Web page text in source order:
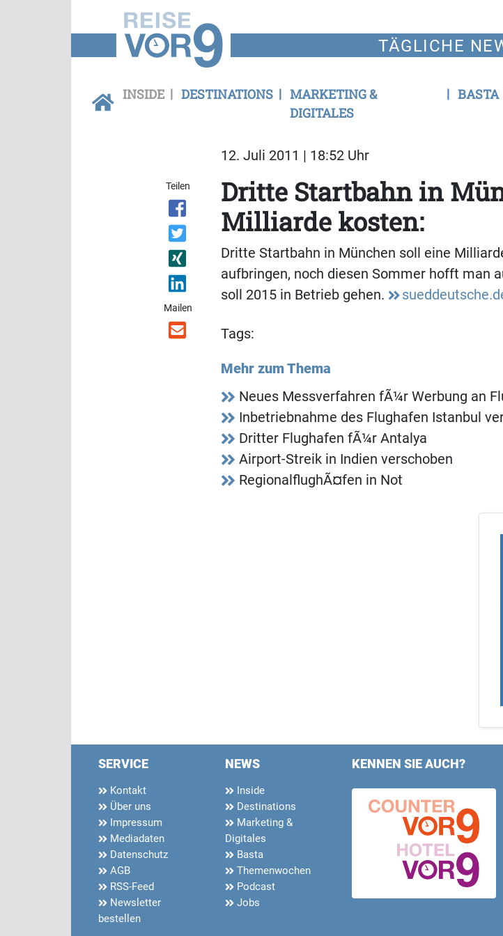
TÄGLICHE
INSIDE DESTINATIONS
MARKETING &
DIGITALES
BASTA
12. Juli 2011 | 18:52 Uhr
Teilen
Mailen
Dritte Startbahn in
Milliarde kosten:
Dritte Startbahn in München soll eine
aufbringen, noch diesen Sommer hofft man
soll 2015 in Betrieb gehen.
Tags:
Mehr zum Thema
Neues Messverfahren fÃ¼r Werbung an
Inbetriebnahme des Flughafen Istanbul
Dritter Flughafen fÃ¼r Antalya
Airport-Streik in Indien verschoben
RegionalflughÃ¤fen in Not
SERVICE
Kontakt
Über uns
Impressum
Mediadaten
Datenschutz
AGB
RSS-Feed
Newsletter
bestellen
NEWS
Inside
Destinations
Marketing &
Digitales
Basta
Themenwochen
Podcast
Jobs
KENNEN SIE AUCH?